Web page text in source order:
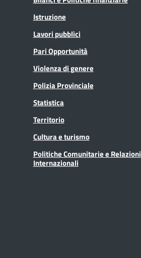
Istruzione
Lavori pubblici
Pari Opportunità
Violenza di genere
Polizia Provinciale
Statistica
Territorio
Cultura e turismo
Politiche Comunitarie e Relazioni
Internazionali